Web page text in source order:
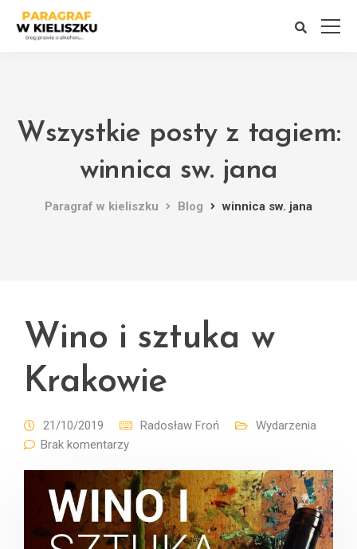
Wszystkie posty z tagiem:
winnica sw. jana
Paragraf w kieliszku Blog winnica sw. jana
Wino i sztuka w
Krakowie
21/10/2019 Radosław Froń
Wydarzenia
Brak komentarzy